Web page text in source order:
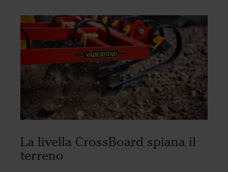
La livella CrossBoard spiana il
terreno